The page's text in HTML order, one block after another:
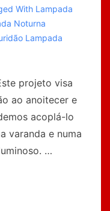
With Lampada
Noturna
Lampada
projeto visa
ao anoitecer e
acoplá-lo
varanda e numa
…